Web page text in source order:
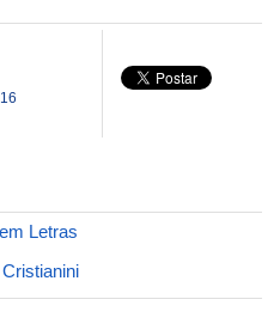
Letras